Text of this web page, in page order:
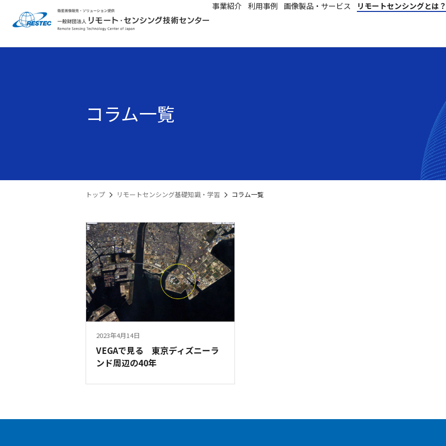
事業紹介 利用事例 画像製品・サービス リモートセンシングとは？
コラム一覧
トップ リモートセンシング基礎知識・学習 コラム一覧
2023年4月14日
VEGAで見る 東京ディズニーラ
ンド周辺の40年